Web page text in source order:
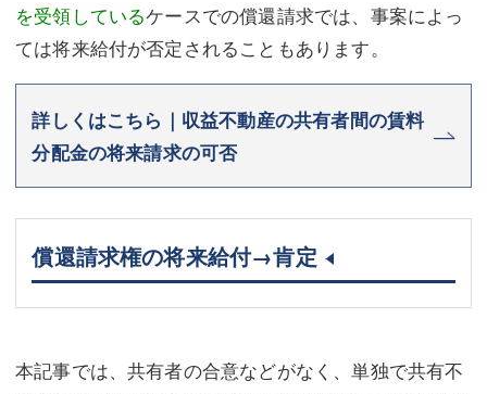
を受領しているケースでの償還請求では、事案によっ
ては将来給付が否定されることもあります。
詳しくはこちら｜収益不動産の共有者間の賃料
分配金の将来請求の可否
償還請求権の将来給付→肯定
本記事では、共有者の合意などがなく、単独で共有不